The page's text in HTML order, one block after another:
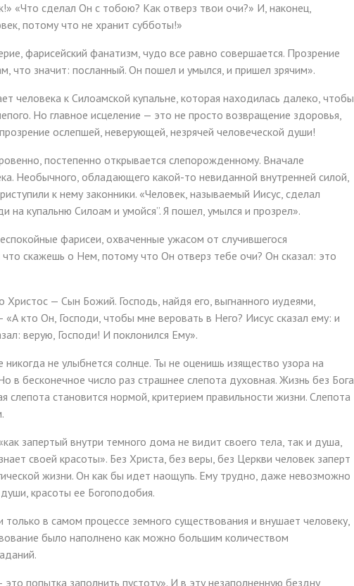
«Что сделал Он с тобою? Как отверз твои очи?» И, наконец,
потому что не хранит субботы!»
фарисейский фанатизм, чудо все равно совершается. Прозрение
что значит: посланный. Он пошел и умылся, и пришел зрячим».
человека к Силоамской купальне, которая находилась далеко, чтобы
Но главное исцеление — это не просто возвращение здоровья,
ослепшей, неверующей, незрячей человеческой души!
постепенно открывается слепорожденному. Вначале
Необычного, обладающего какой-то невиданной внутренней силой,
к нему законники. «Человек, называемый Иисус, сделал
на купальню Силоам и умойся”. Я пошел, умылся и прозрел».
фарисеи, охваченные ужасом от случившегося
скажешь о Нем, потому что Он отверз тебе очи? Он сказал: это
Христос — Сын Божий. Господь, найдя его, выгнанного иудеями,
кто Он, Господи, чтобы мне веровать в Него? Иисус сказал ему: и
верую, Господи! И поклонился Ему».
не улыбнется солнце. Ты не оценишь изящество узора на
в бесконечное число раз страшнее слепота духовная. Жизнь без Бога
становится нормой, критерием правильности жизни. Слепота
запертый внутри темного дома не видит своего тела, так и душа,
своей красоты». Без Христа, без веры, без Церкви человек заперт
жизни. Он как бы идет наощупь. Ему трудно, даже невозможно
красоты ее Богоподобия.
в самом процессе земного существования и внушает человеку,
было наполнено как можно большим количеством
попытка заполнить пустоту». И в эту незаполненную бездну